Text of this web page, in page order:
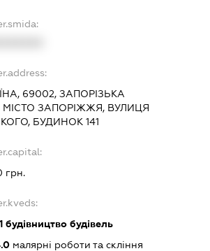
69002, ЗАПОРІЗЬКА
МІСТО ЗАПОРІЖЖЯ, ВУЛИЦЯ
БУДИНОК 141
грн.
будівництво будівель
малярні роботи та скління